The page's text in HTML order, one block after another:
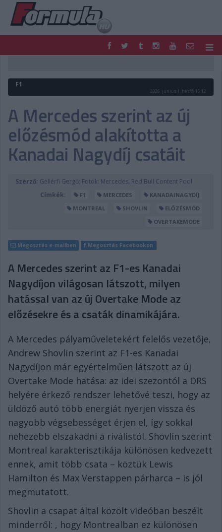
FORMULA
MOTOR
PODCAST
SHOP
TIPPJÁTÉK
DIGITÁLIS MAGAZIN
PONTÁLLÁSOK
VERSENYNAPTÁRAK
F1
2026. június 1. hétfő, 16:12
A Mercedes szerint az új
előzésmód alakította a
Kanadai Nagydíj csatáit
Szerző: Gellérfi Gergő; Fotók: Mercedes, Red Bull Content Pool
Címkék:
F1 MERCEDES
KANADAINAGYDÍJ
MONTREAL
SHOVLIN
ELŐZÉSMÓD
OVERTAKEMODE
Megosztás e-mailben Megosztás Facebookon
A Mercedes szerint az F1-es Kanadai
Nagydíjon világosan látszott, milyen
hatással van az új Overtake Mode az
előzésekre és a csaták dinamikájára.
A Mercedes pályaműveletekért felelős vezetője,
Andrew Shovlin szerint az F1-es Kanadai
Nagydíjon már egyértelműen látszott az új
Overtake Mode hatása: az idei szezontól a DRS
helyére érkező rendszer lehetővé teszi, hogy az
üldöző autó több energiát nyerjen vissza és
nagyobb végsebességet érjen el, így sokkal
nehezebb elszakadni a riválistól. Shovlin szerint
Montreal karakterisztikája különösen kedvezett
ennek, amit több csata – köztük Lewis
Hamilton és Max Verstappen párharca – is jól
megmutatott.
Shovlin a csapat által közölt videóban beszélt
minderről: , hogy Montrealban ez különösen